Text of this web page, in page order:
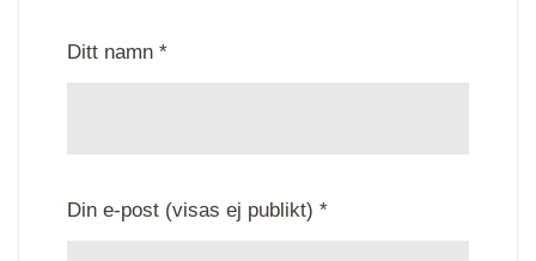
Ditt namn *
Din e-post (visas ej publikt) *